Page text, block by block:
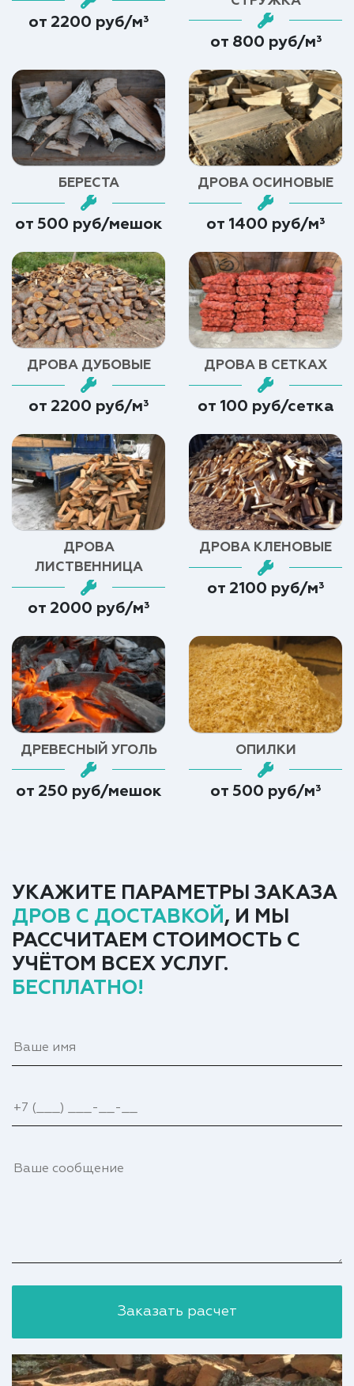
от 2200 руб/м³
от 800 руб/м³
БЕРЕСТА
от 500 руб/мешок
ДРОВА ОСИНОВЫЕ
от 1400 руб/м³
ДРОВА ДУБОВЫЕ
от 2200 руб/м³
ДРОВА В СЕТКАХ
от 100 руб/сетка
ДРОВА
ЛИСТВЕННИЦА
от 2000 руб/м³
ДРОВА КЛЕНОВЫЕ
от 2100 руб/м³
ДРЕВЕСНЫЙ УГОЛЬ
от 250 руб/мешок
ОПИЛКИ
от 500 руб/м³
УКАЖИТЕ ПАРАМЕТРЫ ЗАКАЗА
ДРОВ С ДОСТАВКОЙ , И МЫ
РАССЧИТАЕМ СТОИМОСТЬ С
УЧЁТОМ ВСЕХ УСЛУГ.
БЕСПЛАТНО!